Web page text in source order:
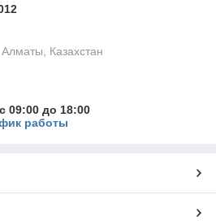
продукции. За годы
себя как надёжный поставщик,
решения для защиты
с KazInterEnergy:
эксплуатации.
выгодные
Казахстан
09:00 до 18:00
работы